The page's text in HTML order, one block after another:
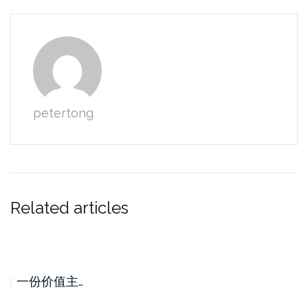
petertong
Related articles
一份价值主…